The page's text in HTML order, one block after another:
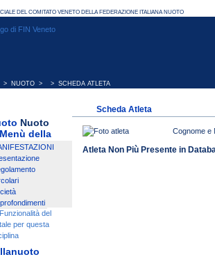
> NUOTO > > SCHEDA ATLETA
Nuoto
Scheda Atleta
Cognome e
Atleta Non Più Presente in